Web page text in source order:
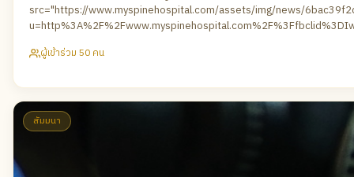
src="https://www.myspinehospital.com/assets/img/news/
k_s0VrN3nl3vBcLGPn5rd26NRig9_E05p0BYe64SVZU-
href="https://www.facebook.com/hashtag/
__cft__[0]=AZbq4t9-QgkCjopmkiXaNYX2_p-WNy-
href="https://www.facebook.com/hashtag/
255);">#แม่นยำในการรักษา</a> <a href="https://www.facebook.com/
color: transparent; color: rgb(90, 167, 255);">#พรีเมียมในการดูแล
ผู้เข้าร่วม 50 คน
สัมมนา